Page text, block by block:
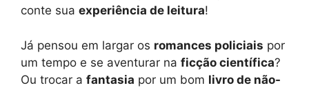
conte sua experiência de leitura!
Já pensou em largar os romances policiais por
um tempo e se aventurar na ficção científica?
Ou trocar a fantasia por um bom livro de não-